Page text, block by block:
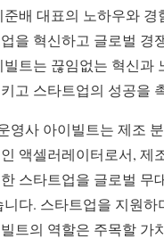
준배 대표의 노하우와 경
을 혁신하고 글로벌 경
빌트는 끊임없는 혁신과
고 스타트업의 성공을
영사 아이빌트는 제조
액셀러레이터로서, 제
스타트업을 글로벌 무
니다. 스타트업을 지원
트의 역할은 주목할 가